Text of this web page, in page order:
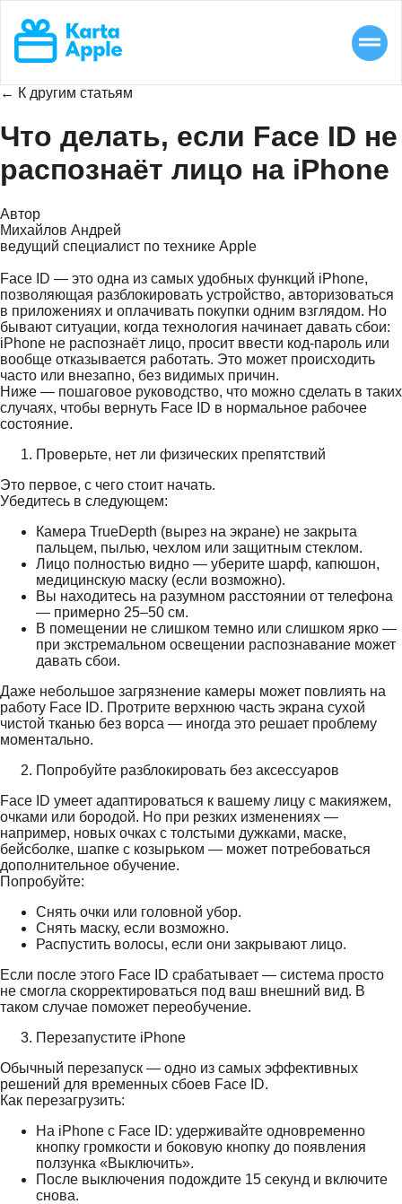
← К другим статьям
Что делать, если Face ID не
распознаёт лицо на iPhone
Автор
Михайлов Андрей
ведущий специалист по технике Apple
Face ID — это одна из самых удобных функций iPhone,
позволяющая разблокировать устройство, авторизоваться
в приложениях и оплачивать покупки одним взглядом. Но
бывают ситуации, когда технология начинает давать сбои:
iPhone не распознаёт лицо, просит ввести код-пароль или
вообще отказывается работать. Это может происходить
часто или внезапно, без видимых причин.
Ниже — пошаговое руководство, что можно сделать в таких
случаях, чтобы вернуть Face ID в нормальное рабочее
состояние.
Проверьте, нет ли физических препятствий
Это первое, с чего стоит начать.
Убедитесь в следующем:
Камера TrueDepth (вырез на экране) не закрыта
пальцем, пылью, чехлом или защитным стеклом.
Лицо полностью видно — уберите шарф, капюшон,
медицинскую маску (если возможно).
Вы находитесь на разумном расстоянии от телефона
— примерно 25–50 см.
В помещении не слишком темно или слишком ярко —
при экстремальном освещении распознавание может
давать сбои.
Даже небольшое загрязнение камеры может повлиять на
работу Face ID. Протрите верхнюю часть экрана сухой
чистой тканью без ворса — иногда это решает проблему
моментально.
Попробуйте разблокировать без аксессуаров
Face ID умеет адаптироваться к вашему лицу с макияжем,
очками или бородой. Но при резких изменениях —
например, новых очках с толстыми дужками, маске,
бейсболке, шапке с козырьком — может потребоваться
дополнительное обучение.
Попробуйте:
Снять очки или головной убор.
Снять маску, если возможно.
Распустить волосы, если они закрывают лицо.
Если после этого Face ID срабатывает — система просто
не смогла скорректироваться под ваш внешний вид. В
таком случае поможет переобучение.
Перезапустите iPhone
Обычный перезапуск — одно из самых эффективных
решений для временных сбоев Face ID.
Как перезагрузить:
На iPhone с Face ID: удерживайте одновременно
кнопку громкости и боковую кнопку до появления
ползунка «Выключить».
После выключения подождите 15 секунд и включите
снова.